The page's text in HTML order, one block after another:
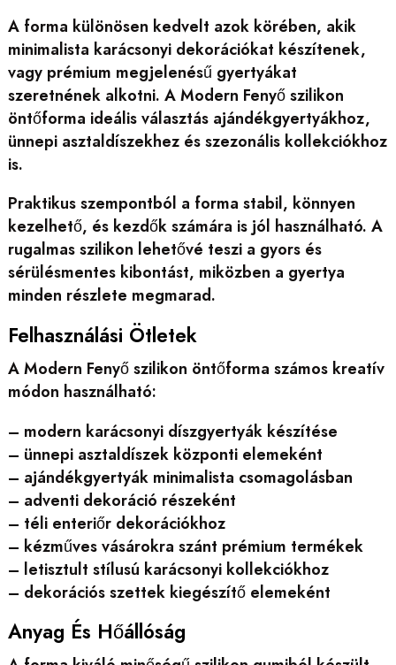
A forma különösen kedvelt azok körében, akik
minimalista karácsonyi dekorációkat készítenek,
vagy prémium megjelenésű gyertyákat
szeretnének alkotni. A Modern Fenyő szilikon
öntőforma ideális választás ajándékgyertyákhoz,
ünnepi asztaldíszekhez és szezonális kollekciókhoz
is.
Praktikus szempontból a forma stabil, könnyen
kezelhető, és kezdők számára is jól használható. A
rugalmas szilikon lehetővé teszi a gyors és
sérülésmentes kibontást, miközben a gyertya
minden részlete megmarad.
Felhasználási Ötletek
A Modern Fenyő szilikon öntőforma számos kreatív
módon használható:
– modern karácsonyi díszgyertyák készítése
– ünnepi asztaldíszek központi elemeként
– ajándékgyertyák minimalista csomagolásban
– adventi dekoráció részeként
– téli enteriőr dekorációkhoz
– kézműves vásárokra szánt prémium termékek
– letisztult stílusú karácsonyi kollekciókhoz
– dekorációs szettek kiegészítő elemeként
Anyag És Hőállóság